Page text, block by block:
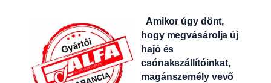
Amikor úgy dönt,
hogy megvásárolja új
hajó és
csónakszállítóinkat,
magánszemély vevő